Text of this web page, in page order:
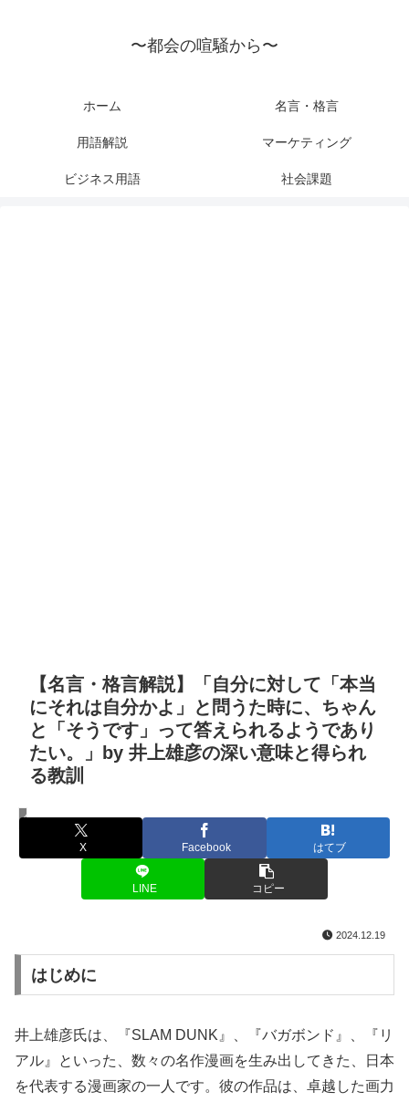
〜都会の喧騒から〜
ホーム 名言・格言
用語解説 マーケティング
ビジネス用語 社会課題
【名言・格言解説】「自分に対して「本当
にそれは自分かよ」と問うた時に、ちゃん
と「そうです」って答えられるようであり
たい。」by 井上雄彦の深い意味と得られ
る教訓
名言・格言
X Facebook はてブ
LINE コピー
2024.12.19
はじめに
井上雄彦氏は、『SLAM DUNK』、『バガボンド』、『リ
アル』といった、数々の名作漫画を生み出してきた、日本
を代表する漫画家の一人です。彼の作品は、卓越した画力